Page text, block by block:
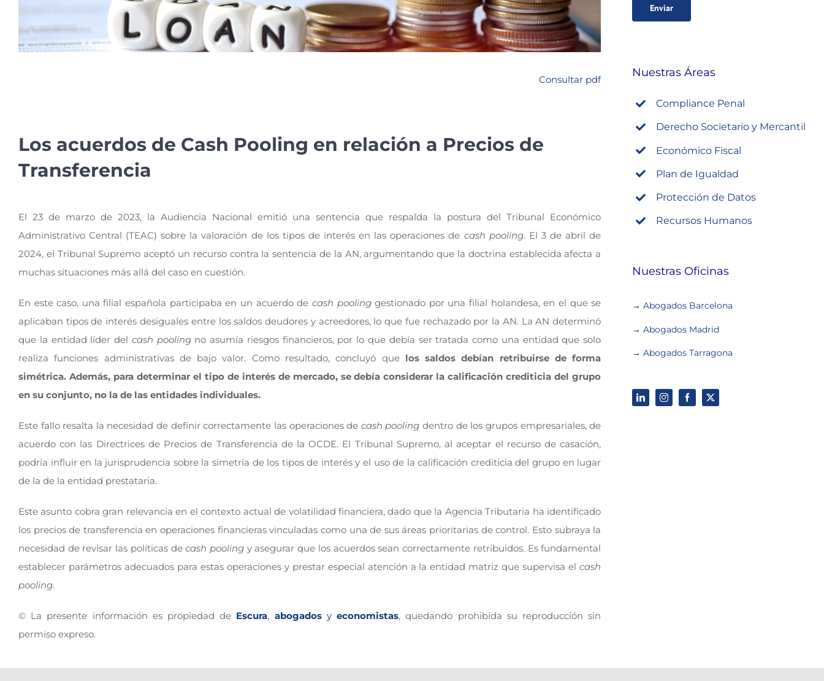
Consultar pdf
Los acuerdos de Cash Pooling en relación a Precios de
Transferencia
El 23 de marzo de 2023, la Audiencia Nacional emitió una sentencia que respalda la postura del Tribunal Económico
Administrativo Central (TEAC) sobre la valoración de los tipos de interés en las operaciones de cash pooling. El 3 de abril de
2024, el Tribunal Supremo aceptó un recurso contra la sentencia de la AN, argumentando que la doctrina establecida afecta a
muchas situaciones más allá del caso en cuestión.
En este caso, una filial española participaba en un acuerdo de cash poolinggestionado por una filial holandesa, en el que se
aplicaban tipos de interés desiguales entre los saldos deudores y acreedores, lo que fue rechazado por la AN. La AN determinó
que la entidad líder del cash poolingno asumía riesgos financieros, por lo que debía ser tratada como una entidad que solo
realiza funciones administrativas de bajo valor. Como resultado, concluyó que los saldos debían retribuirse de forma
simétrica. Además, para determinar el tipo de interés de mercado, se debía considerar la calificación crediticia del grupo
en su conjunto, no la de las entidades individuales.
Este fallo resalta la necesidad de definir correctamente las operaciones de cash pooling dentro de los grupos empresariales, de
acuerdo con las Directrices de Precios de Transferencia de la OCDE. El Tribunal Supremo, al aceptar el recurso de casación,
podría influir en la jurisprudencia sobre la simetría de los tipos de interés y el uso de la calificación crediticia del grupo en lugar
de la de la entidad prestataria.
Este asunto cobra gran relevancia en el contexto actual de volatilidad financiera, dado que la Agencia Tributaria ha identificado
los precios de transferencia en operaciones financieras vinculadas como una de sus áreas prioritarias de control. Esto subraya la
necesidad de revisar las políticas decash pooling y asegurar que los acuerdos sean correctamente retribuidos. Es fundamental
establecer parámetros adecuados para estas operaciones y prestar especial atención a la entidad matriz que supervisa elcash
pooling.
© La presente información es propiedad de Escura, abogadosyeconomistas, quedando prohibida su reproducción sin
permiso expreso.
Nuestras Áreas
Compliance Penal
Derecho Societario y Mercantil
Económico Fiscal
Plan de Igualdad
Protección de Datos
Recursos Humanos
Nuestras Oficinas
→ Abogados Barcelona
→ Abogados Madrid
→ Abogados Tarragona